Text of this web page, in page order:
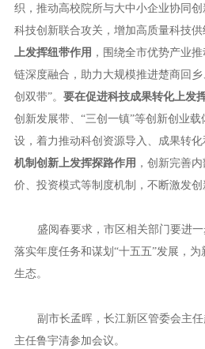
织，推动高校院所与大中小企业协同
科技创新联合攻关，增加高质量科技供
上发挥纽带作用 ，围绕全市优势产业
链深度融合，助力大规模推进楚商回
创双带”。 要在促进科技成果转化上发
创新发展带、“三创一镇”等创新创业
设，着力推动科创资源导入、成果转化
机制创新上发挥探路作用 ，创新完善
价、投资模式等制度机制，不断激发创
盛阅春要求，市区相关部门要进
落实年度任务和谋划“十五五”发展，
生态。
副市长孟晖，长江新区管委会主
主任鲁宇清参加会议。